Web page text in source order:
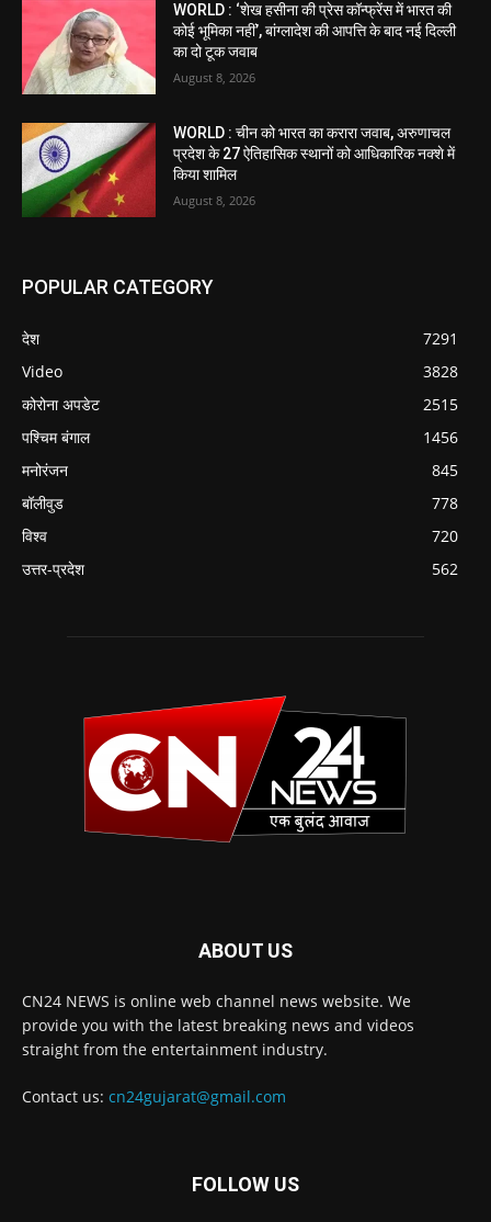
WORLD : ‘शेख हसीना की प्रेस कॉन्फ्रेंस में भारत की
कोई भूमिका नहीं’, बांग्लादेश की आपत्ति के बाद नई दिल्ली
का दो टूक जवाब
August 8, 2026
WORLD : चीन को भारत का करारा जवाब, अरुणाचल
प्रदेश के 27 ऐतिहासिक स्थानों को आधिकारिक नक्शे में
किया शामिल
August 8, 2026
POPULAR CATEGORY
देश
7291
Video
3828
कोरोना अपडेट
2515
पश्चिम बंगाल
1456
मनोरंजन
845
बॉलीवुड
778
विश्व
720
उत्तर-प्रदेश
562
ABOUT US
CN24 NEWS is online web channel news website. We
provide you with the latest breaking news and videos
straight from the entertainment industry.
Contact us: cn24gujarat@gmail.com
FOLLOW US